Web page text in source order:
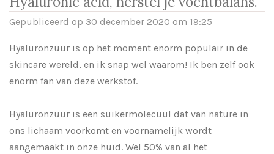
Gepubliceerd op 30 december 2020 om 19:25
Hyaluronzuur is op het moment enorm populair in de
skincare wereld, en ik snap wel waarom! Ik ben zelf ook
enorm fan van deze werkstof.
Hyaluronzuur is een suikermolecuul dat van nature in
ons lichaam voorkomt en voornamelijk wordt
aangemaakt in onze huid. Wel 50% van al het